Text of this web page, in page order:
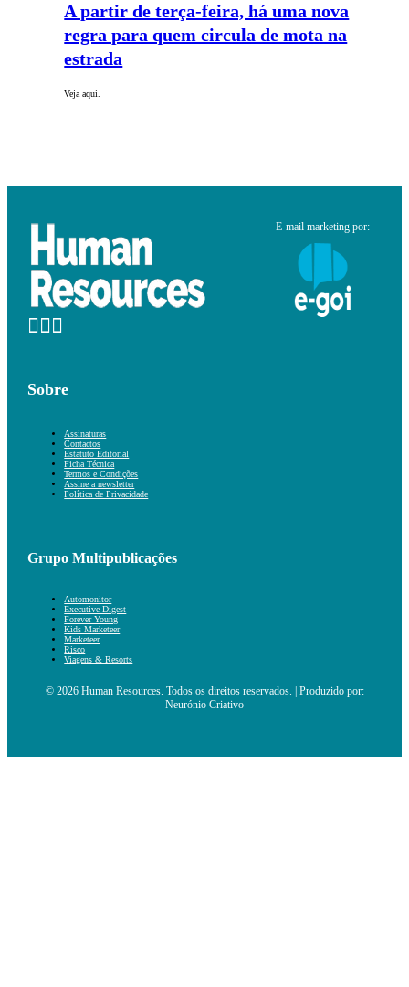
A partir de terça-feira, há uma nova
regra para quem circula de mota na
estrada
Veja aqui.
E-mail marketing por:
Sobre
Assinaturas
Contactos
Estatuto Editorial
Ficha Técnica
Termos e Condições
Assine a newsletter
Política de Privacidade
Grupo Multipublicações
Automonitor
Executive Digest
Forever Young
Kids Marketeer
Marketeer
Risco
Viagens & Resorts
© 2026 Human Resources. Todos os direitos reservados. | Produzido por:
Neurónio Criativo